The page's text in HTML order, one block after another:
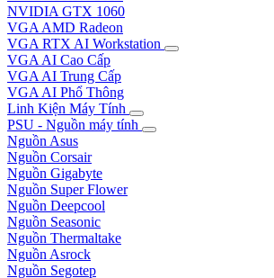
NVIDIA GTX 1060
VGA AMD Radeon
VGA RTX AI Workstation
VGA AI Cao Cấp
VGA AI Trung Cấp
VGA AI Phổ Thông
Linh Kiện Máy Tính
PSU - Nguồn máy tính
Nguồn Asus
Nguồn Corsair
Nguồn Gigabyte
Nguồn Super Flower
Nguồn Deepcool
Nguồn Seasonic
Nguồn Thermaltake
Nguồn Asrock
Nguồn Segotep